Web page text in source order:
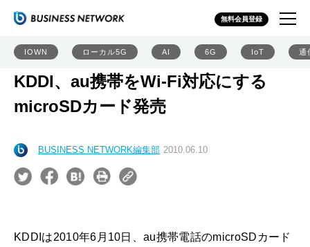
無料会員登録
IOWN ローカル5G AI 6G IoT 通
KDDI、au携帯をWi-Fi対応にする
microSDカード発売
BUSINESS NETWORK編集部 2010.06.10
KDDIは2010年6月10日、au携帯電話のmicroSDカード